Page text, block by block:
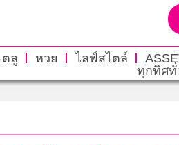
ตลู หวย ไลฟ์สไตล์
ทุกทิศทั่